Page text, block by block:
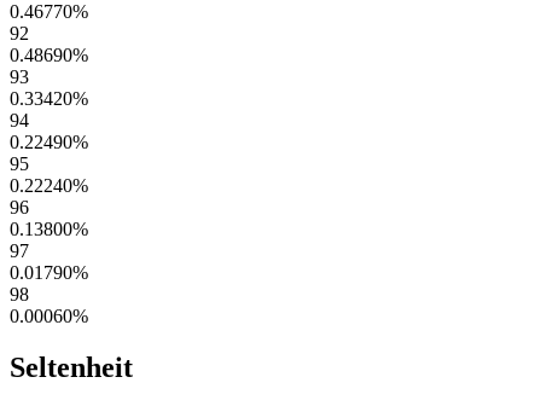
0.46770%
92
0.48690%
93
0.33420%
94
0.22490%
95
0.22240%
96
0.13800%
97
0.01790%
98
0.00060%
Seltenheit